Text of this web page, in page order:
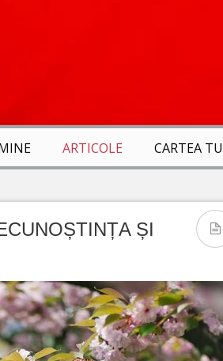
ARTICOLE CARTEA TU
ȘI